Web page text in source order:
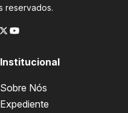
reservados.
Institucional
Sobre Nós
Expediente